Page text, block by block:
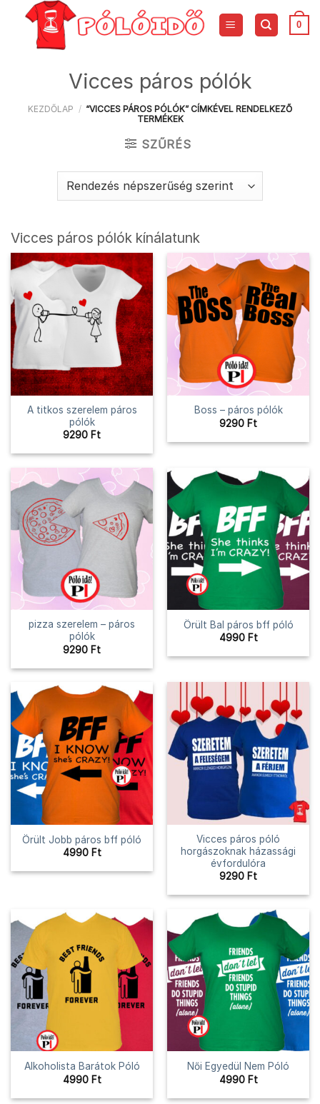
content
0
Vicces páros pólók
KEZDŐLAP / “VICCES PÁROS PÓLÓK” CÍMKÉVEL RENDELKEZŐ
TERMÉKEK
SZŰRÉS
Vicces páros pólók kínálatunk
A titkos szerelem páros
pólók
9290 Ft
Boss – páros pólók
9290 Ft
pizza szerelem – páros
pólók
9290 Ft
Örült Bal páros bff póló
4990 Ft
Örült Jobb páros bff póló
4990 Ft
Vicces páros póló
horgászoknak házassági
évfordulóra
9290 Ft
Alkoholista Barátok Póló
4990 Ft
Női Egyedül Nem Póló
4990 Ft